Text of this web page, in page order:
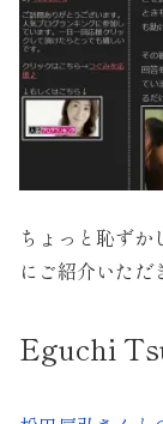
ちょっと恥ず
にご紹介いただ
Eguchi